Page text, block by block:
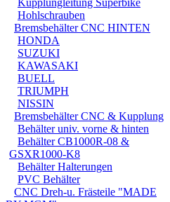
Kupplungleitung Superbike
Hohlschrauben
Bremsbehälter CNC HINTEN
HONDA
SUZUKI
KAWASAKI
BUELL
TRIUMPH
NISSIN
Bremsbehälter CNC & Kupplung
Behälter univ. vorne & hinten
Behälter CB1000R-08 &
GSXR1000-K8
Behälter Halterungen
PVC Behälter
CNC Dreh-u. Frästeile "MADE